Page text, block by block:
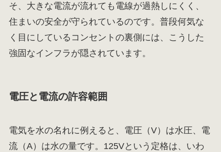
そ、大きな電流が流れても電線が過熱しにくく、
住まいの安全が守られているのです。普段何気な
く目にしているコンセントの裏側には、こうした
強固なインフラが隠されています。
電圧と電流の許容範囲
電気を水の名れに例えると、電圧（V）は水圧、電
流（A）は水の量です。125Vという定格は、いわ